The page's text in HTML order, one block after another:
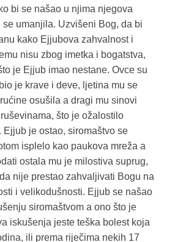
bi se našao u njima njegova
se umanjila. Uzvišeni Bog, da bi
kako Ejjubova zahvalnost i
nisu zbog imetka i bogatstva,
je Ejjub imao nestane. Ovce su
je krave i deve, ljetina mu se
osušila a dragi mu sinovi
što je ožalostilo
Ejjub je ostao, siromaštvo se
isplelo kao paukova mreža a
ostala mu je milostiva suprug,
nije prestao zahvaljivati Bogu na
i velikodušnosti. Ejjub se našao
siromaštvom a ono što je
iskušenja jeste teška bolest koja
ili prema riječima nekih 17